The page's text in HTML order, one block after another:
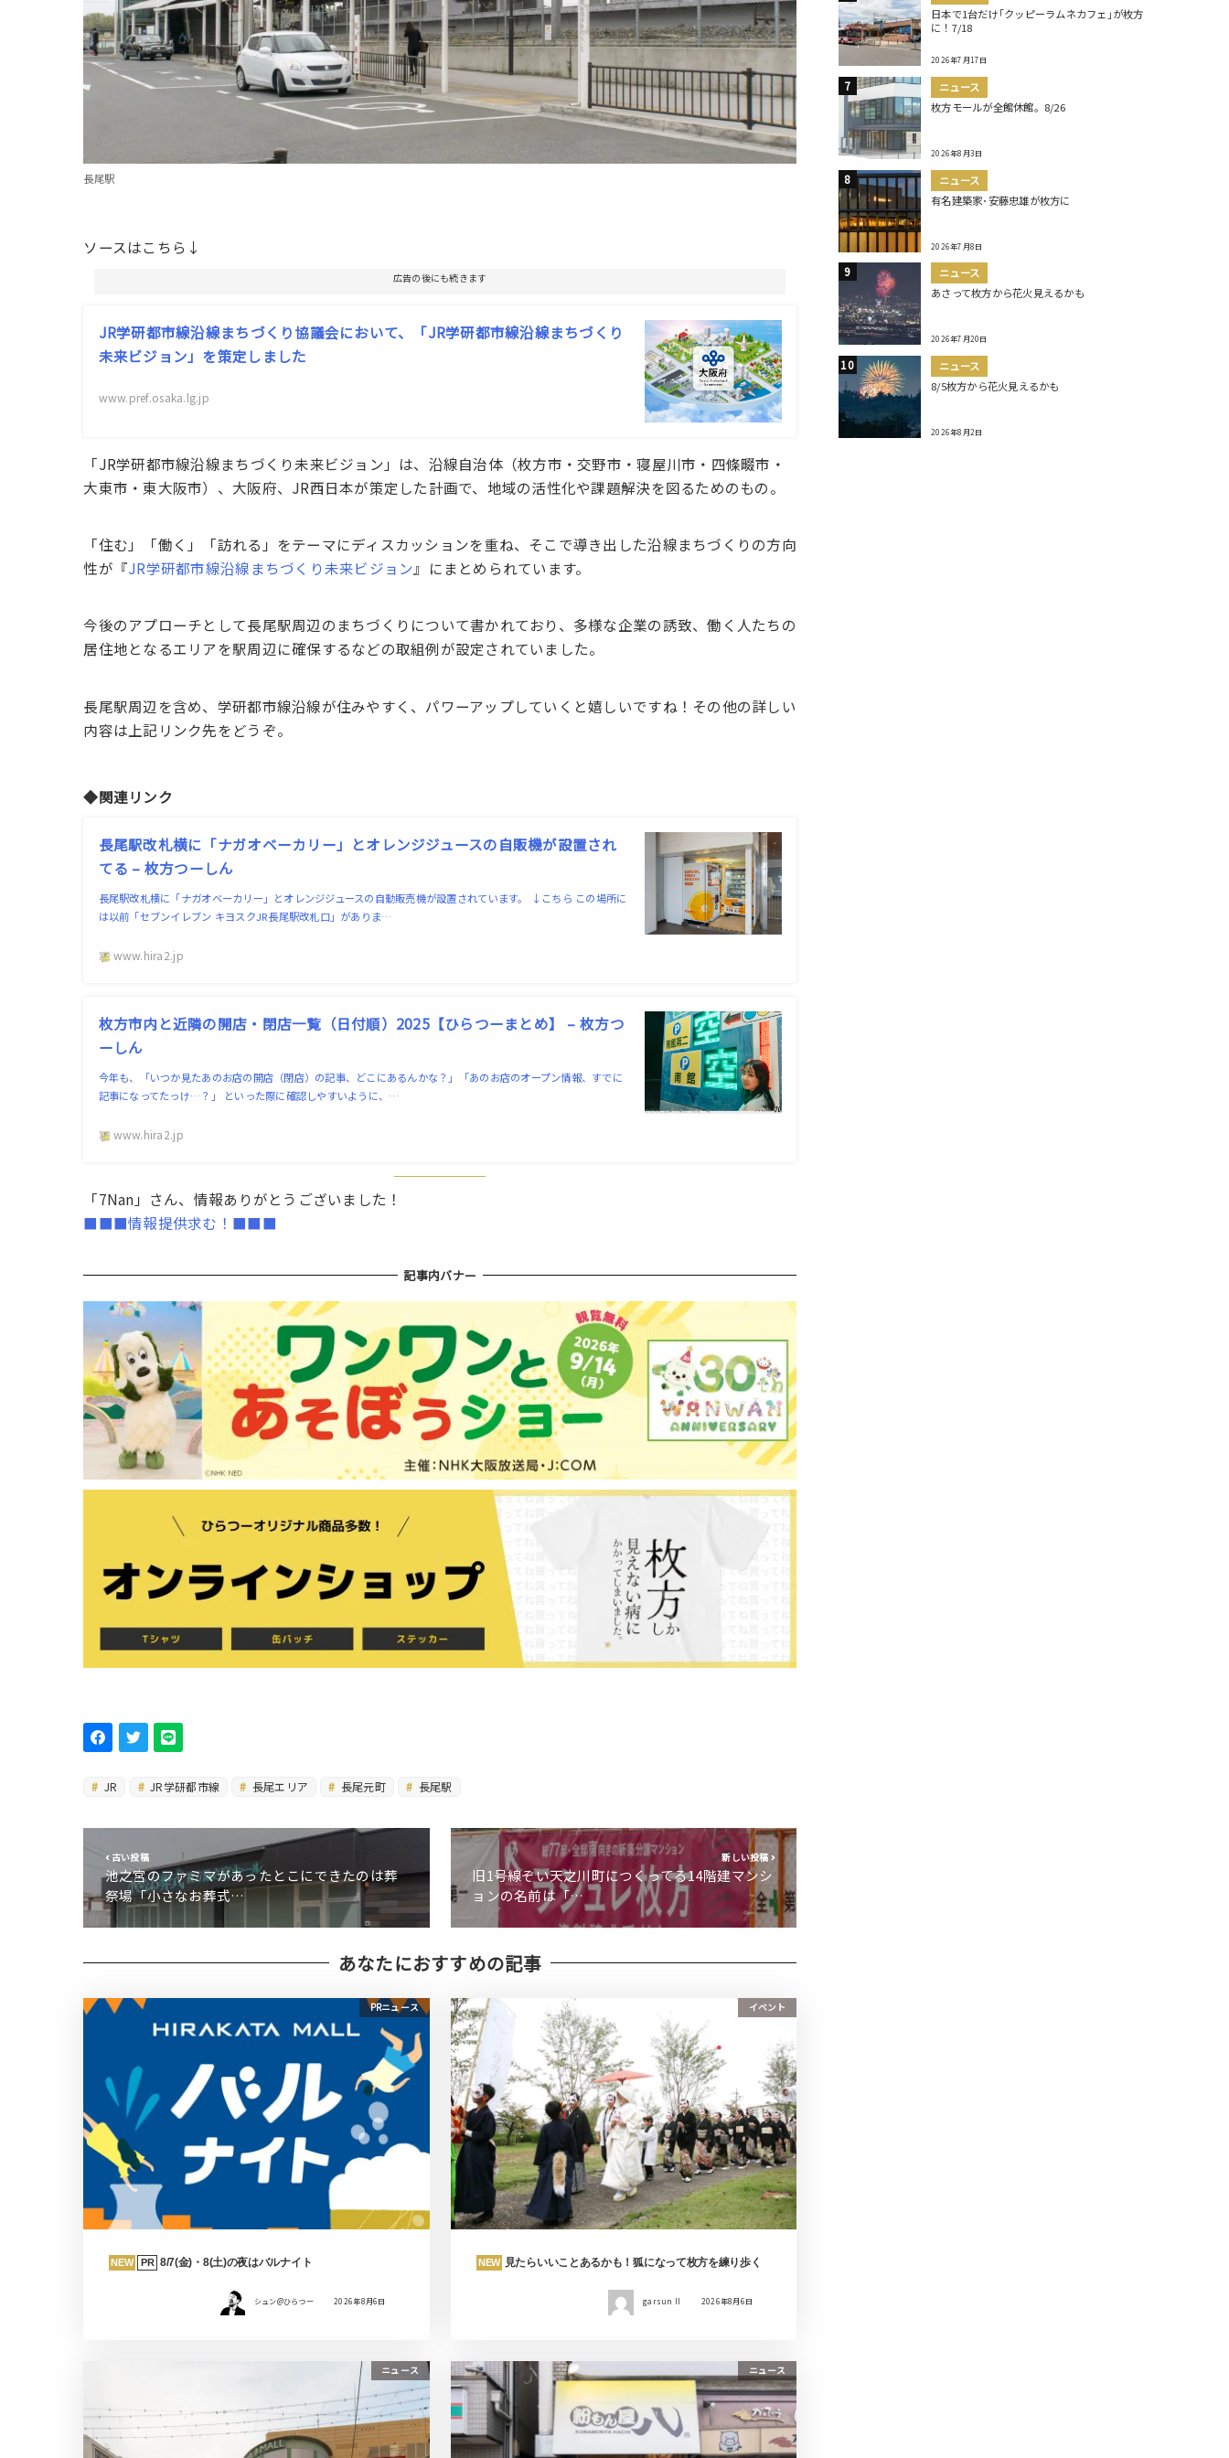
長尾駅
ソースはこちら↓
広告の後にも続きます
JR学研都市線沿線まちづくり協議会において、「JR学研都市線沿線まちづくり
未来ビジョン」を策定しました
www.pref.osaka.lg.jp
「JR学研都市線沿線まちづくり未来ビジョン」は、沿線自治体（枚方市・交野市・寝屋川市・四條畷市・
大東市・東大阪市）、大阪府、JR西日本が策定した計画で、地域の活性化や課題解決を図るためのもの。
「住む」「働く」「訪れる」をテーマにディスカッションを重ね、そこで導き出した沿線まちづくりの方向
性が『JR学研都市線沿線まちづくり未来ビジョン』にまとめられています。
今後のアプローチとして長尾駅周辺のまちづくりについて書かれており、多様な企業の誘致、働く人たちの
居住地となるエリアを駅周辺に確保するなどの取組例が設定されていました。
長尾駅周辺を含め、学研都市線沿線が住みやすく、パワーアップしていくと嬉しいですね！その他の詳しい
内容は上記リンク先をどうぞ。
◆関連リンク
長尾駅改札横に「ナガオベーカリー」とオレンジジュースの自販機が設置され
てる – 枚方つーしん
長尾駅改札横に「ナガオベーカリー」とオレンジジュースの自動販売機が設置されています。 ↓こちら この場所に
は以前「セブンイレブン キヨスクJR長尾駅改札口」がありま…
www.hira2.jp
枚方市内と近隣の開店・閉店一覧（日付順）2025【ひらつーまとめ】 – 枚方つ
ーしん
今年も、「いつか見たあのお店の開店（閉店）の記事、どこにあるんかな？」「あのお店のオープン情報、すでに
記事になってたっけ…？」 といった際に確認しやすいように、…
www.hira2.jp
「7Nan」さん、情報ありがとうございました！
■■■情報提供求む！■■■
記事内バナー
JR JR学研都市線 長尾エリア 長尾元町 長尾駅
古い投稿
池之宮のファミマがあったとこにできたのは葬
祭場「小さなお葬式…
新しい投稿
旧1号線ぞい天之川町につくってる14階建マンシ
ョンの名前は「…
あなたにおすすめの記事
PRニュース
NEW PR 8/7(金)・8(土)の夜はバルナイト
シュン@ひらつー 2026年8月6日
イベント
NEW 見たらいいことあるかも！狐になって枚方を練り歩く
garsun II 2026年8月6日
ニュース ニュース
日本で1台だけ｢クッピーラムネカフェ｣が枚方
に！7/18
2026年7月17日
ニュース
枚方モールが全館休館。8/26
2026年8月3日
ニュース
有名建築家･安藤忠雄が枚方に
2026年7月8日
ニュース
あさって枚方から花火見えるかも
2026年7月20日
ニュース
8/5枚方から花火見えるかも
2026年8月2日